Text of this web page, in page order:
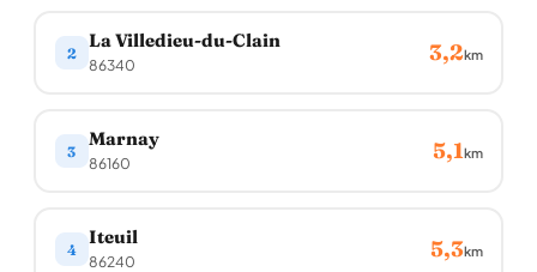
2
La Villedieu-du-Clain
86340 3,2km
3
Marnay
86160 5,1km
4
Iteuil
86240 5,3km